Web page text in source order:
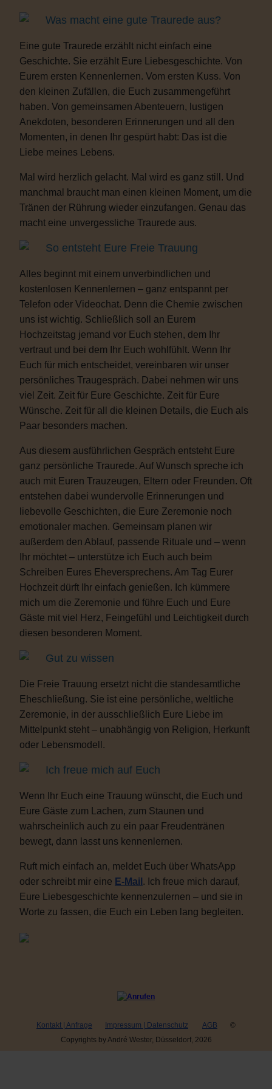
Was macht eine gute Traurede aus?
Eine gute Traurede erzählt nicht einfach eine
Geschichte. Sie erzählt Eure Liebesgeschichte. Von
Eurem ersten Kennenlernen. Vom ersten Kuss. Von
den kleinen Zufällen, die Euch zusammengeführt
haben. Von gemeinsamen Abenteuern, lustigen
Anekdoten, besonderen Erinnerungen und all den
Momenten, in denen Ihr gespürt habt: Das ist die
Liebe meines Lebens.
Mal wird herzlich gelacht. Mal wird es ganz still. Und
manchmal braucht man einen kleinen Moment, um die
Tränen der Rührung wieder einzufangen. Genau das
macht eine unvergessliche Traurede aus.
So entsteht Eure Freie Trauung
Alles beginnt mit einem unverbindlichen und
kostenlosen Kennenlernen – ganz entspannt per
Telefon oder Videochat. Denn die Chemie zwischen
uns ist wichtig. Schließlich soll an Eurem
Hochzeitstag jemand vor Euch stehen, dem Ihr
vertraut und bei dem Ihr Euch wohlfühlt. Wenn Ihr
Euch für mich entscheidet, vereinbaren wir unser
persönliches Traugespräch. Dabei nehmen wir uns
viel Zeit. Zeit für Eure Geschichte. Zeit für Eure
Wünsche. Zeit für all die kleinen Details, die Euch als
Paar besonders machen.
Aus diesem ausführlichen Gespräch entsteht Eure
ganz persönliche Traurede. Auf Wunsch spreche ich
auch mit Euren Trauzeugen, Eltern oder Freunden. Oft
entstehen dabei wundervolle Erinnerungen und
liebevolle Geschichten, die Eure Zeremonie noch
emotionaler machen. Gemeinsam planen wir
außerdem den Ablauf, passende Rituale und – wenn
Ihr möchtet – unterstütze ich Euch auch beim
Schreiben Eures Eheversprechens. Am Tag Eurer
Hochzeit dürft Ihr einfach genießen. Ich kümmere
mich um die Zeremonie und führe Euch und Eure
Gäste mit viel Herz, Feingefühl und Leichtigkeit durch
diesen besonderen Moment.
Gut zu wissen
Die Freie Trauung ersetzt nicht die standesamtliche
Eheschließung. Sie ist eine persönliche, weltliche
Zeremonie, in der ausschließlich Eure Liebe im
Mittelpunkt steht – unabhängig von Religion, Herkunft
oder Lebensmodell.
Ich freue mich auf Euch
Wenn Ihr Euch eine Trauung wünscht, die Euch und
Eure Gäste zum Lachen, zum Staunen und
wahrscheinlich auch zu ein paar Freudentränen
bewegt, dann lasst uns kennenlernen.
Ruft mich einfach an, meldet Euch über WhatsApp
oder schreibt mir eine E-Mail . Ich freue mich darauf,
Eure Liebesgeschichte kennenzulernen – und sie in
Worte zu fassen, die Euch ein Leben lang begleiten.
Kontakt | Anfrage Impressum | Datenschutz AGB
©
Copyrights by André Wester, Düsseldorf, 2026